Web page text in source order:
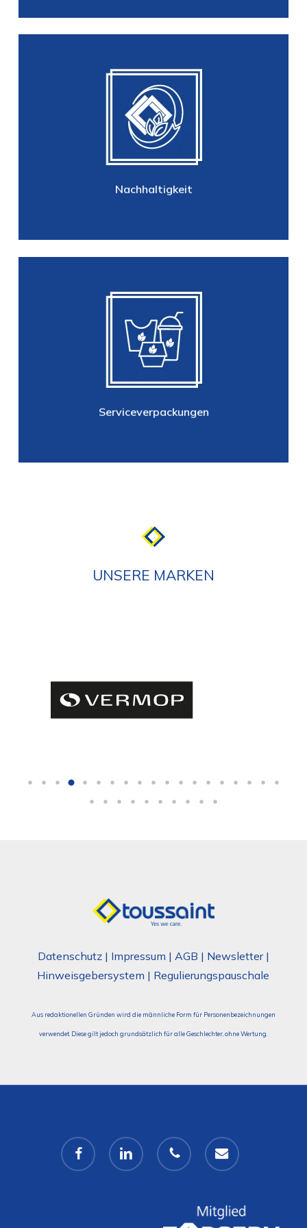
Nachhaltigkeit
Nachhaltigkeit
Umweltschonend
Serviceverpackungen
Serviceverpackungen
Einweg-Trinkbecher und Deckel,
Einweg-Schalen und
Verpackungsbecher, Tabletop, usw.
UNSERE MARKEN
Datenschutz| Impressum | AGB | Newsletter|
Hinweisgebersystem | Regulierungspauschale
Aus redaktionellen Gründen wird die männliche Form für Personenbezeichnungen
verwendet. Diese gilt jedoch grundsätzlich für alle Geschlechter, ohne Wertung.
facebook linkedin phone email